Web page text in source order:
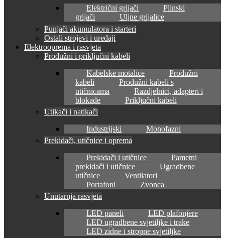
Električni grijači
Plinski
grijači
Uljne grijalice
Punjači akumulatora i starteri
Ostali strojevi i uređaji
Elektrooprema i rasvjeta
Produžni i priključni kabeli
Kabelske motalice
Produžni
kabeli
Produžni kabeli s
utičnicama
Razdjelnici, adapteri i
blokade
Priključni kabeli
Utikači i natikači
Industrijski
Monofazni
Prekidači, utičnice i oprema
Prekidači i utičnice
Pametni
prekidači i utičnice
Ugradbene
utičnice
Ventilatori
Portafoni
Zvonca
Unutarnja rasvjeta
LED paneli
LED plafonjere
LED ugradbene svjetiljke i trake
LED zidne i stropne svjetiljke